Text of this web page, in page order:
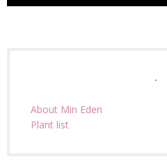
About Min Eden
Plant list